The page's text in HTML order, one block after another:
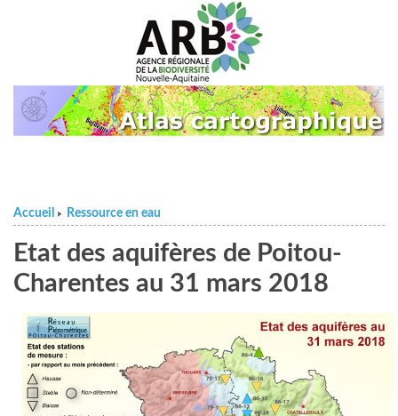
Accueil > Ressource en eau
Etat des aquifères de Poitou-
Charentes au 31 mars 2018